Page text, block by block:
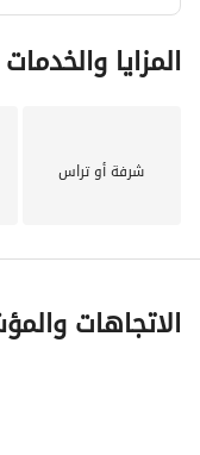
المزايا والخدمات
شرفة أو تراس
الاتجاهات